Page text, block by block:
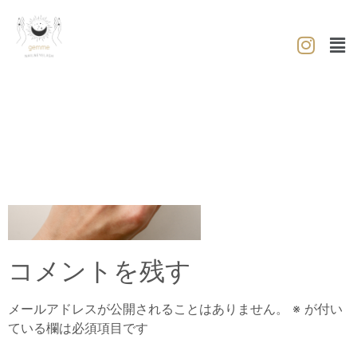
コメントを残す
メールアドレスが公開されることはありません。 ※ が付い
ている欄は必須項目です